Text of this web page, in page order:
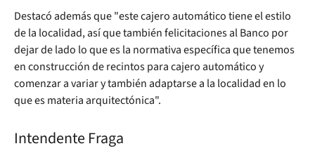
Destacó además que "este cajero automático tiene el estilo
de la localidad, así que también felicitaciones al Banco por
dejar de lado lo que es la normativa específica que tenemos
en construcción de recintos para cajero automático y
comenzar a variar y también adaptarse a la localidad en lo
que es materia arquitectónica".
Intendente Fraga